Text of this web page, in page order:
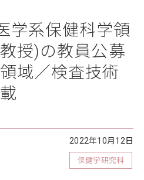
学系保健科学領
授)の教員公募
域／検査技術
2022年10月12日
保健学研究科